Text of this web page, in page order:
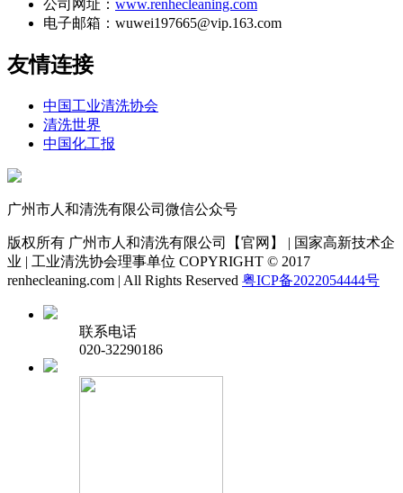
公司网址： www.renhecleaning.com
电子邮箱：wuwei197665@vip.163.com
友情连接
中国工业清洗协会
清洗世界
中国化工报
广州市人和清洗有限公司微信公众号
版权所有 广州市人和清洗有限公司【官网】 | 国家高新技术企
业 | 工业清洗协会理事单位 COPYRIGHT © 2017
renhecleaning.com | All Rights Reserved 粤ICP备2022054444号
联系电话
020-32290186